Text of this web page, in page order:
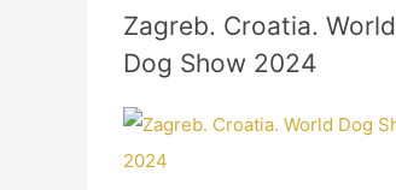
Zagreb. Croatia. World
Dog Show 2024